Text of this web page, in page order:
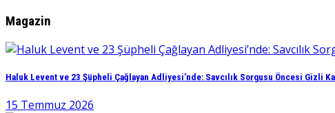
Magazin
Haluk Levent ve 23 Şüpheli Çağlayan Adliyesi’nde: Savcılık Sorgusu Öncesi Gizli
15 Temmuz 2026